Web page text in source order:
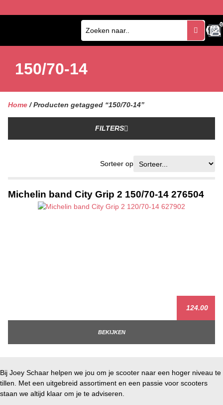
0
0
150/70-14
Home / Producten getagged “150/70-14”
FILTERS
Sorteer op
Michelin band City Grip 2 150/70-14 276504
124.00
BEKIJKEN
Bij Joey Schaar helpen we jou om je scooter naar een hoger niveau te
tillen. Met een uitgebreid assortiment en een passie voor scooters
staan we altijd klaar om je te adviseren.